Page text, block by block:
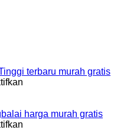
terbaru murah gratis
makan
harga murah gratis